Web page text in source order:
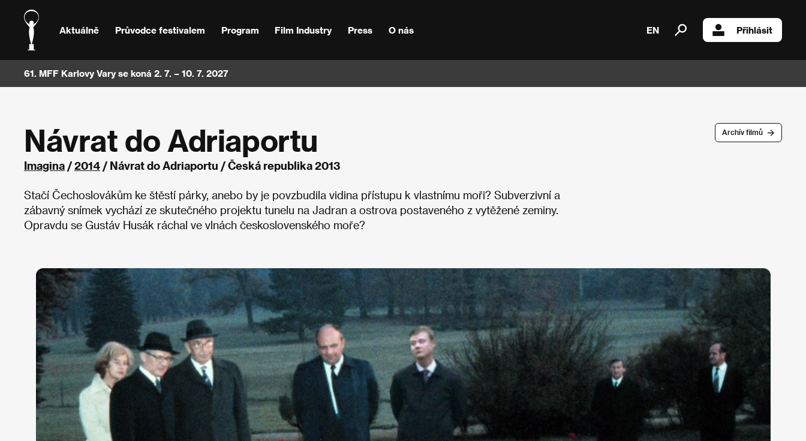
Aktuálně Průvodce festivalem Program Film Industry Press O nás EN Přihlásit
61. MFF Karlovy Vary se koná 2. 7. – 10. 7. 2027
Archív filmů
Návrat do Adriaportu
Imagina /2014 / Návrat do Adriaportu / Česká republika 2013
Stačí Čechoslovákům ke štěstí párky, anebo by je povzbudila vidina přístupu k vlastnímu moři? Subverzivní a
zábavný snímek vychází ze skutečného projektu tunelu na Jadran a ostrova postaveného z vytěžené zeminy.
Opravdu se Gustáv Husák ráchal ve vlnách československého moře?